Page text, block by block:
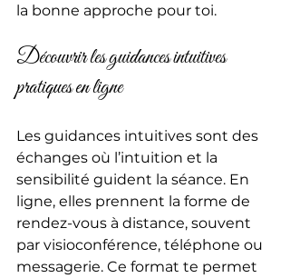
la bonne approche pour toi.
Découvrir les guidances intuitives
pratiques en ligne
Les guidances intuitives sont des
échanges où l’intuition et la
sensibilité guident la séance. En
ligne, elles prennent la forme de
rendez-vous à distance, souvent
par visioconférence, téléphone ou
messagerie. Ce format te permet